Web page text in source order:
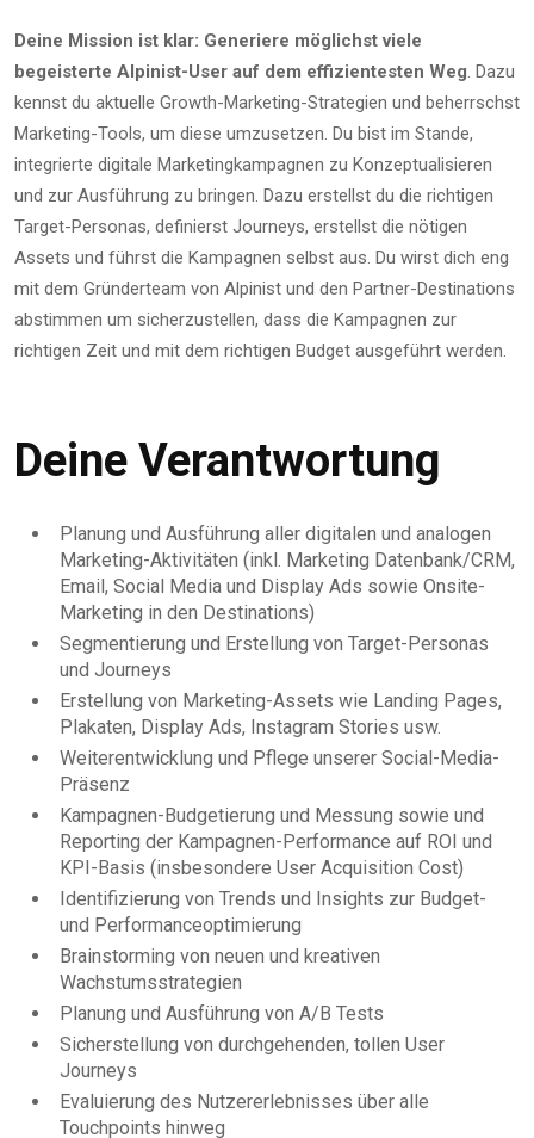
Deine Mission ist klar: Generiere möglichst viele
begeisterte Alpinist-User auf dem effizientesten Weg . Dazu
kennst du aktuelle Growth-Marketing-Strategien und beherrschst
Marketing-Tools, um diese umzusetzen. Du bist im Stande,
integrierte digitale Marketingkampagnen zu Konzeptualisieren
und zur Ausführung zu bringen. Dazu erstellst du die richtigen
Target-Personas, definierst Journeys, erstellst die nötigen
Assets und führst die Kampagnen selbst aus. Du wirst dich eng
mit dem Gründerteam von Alpinist und den Partner-Destinations
abstimmen um sicherzustellen, dass die Kampagnen zur
richtigen Zeit und mit dem richtigen Budget ausgeführt werden.
Deine Verantwortung
Planung und Ausführung aller digitalen und analogen
Marketing-Aktivitäten (inkl. Marketing Datenbank/CRM,
Email, Social Media und Display Ads sowie Onsite-
Marketing in den Destinations)
Segmentierung und Erstellung von Target-Personas
und Journeys
Erstellung von Marketing-Assets wie Landing Pages,
Plakaten, Display Ads, Instagram Stories usw.
Weiterentwicklung und Pflege unserer Social-Media-
Präsenz
Kampagnen-Budgetierung und Messung sowie und
Reporting der Kampagnen-Performance auf ROI und
KPI-Basis (insbesondere User Acquisition Cost)
Identifizierung von Trends und Insights zur Budget-
und Performanceoptimierung
Brainstorming von neuen und kreativen
Wachstumsstrategien
Planung und Ausführung von A/B Tests
Sicherstellung von durchgehenden, tollen User
Journeys
Evaluierung des Nutzererlebnisses über alle
Touchpoints hinweg